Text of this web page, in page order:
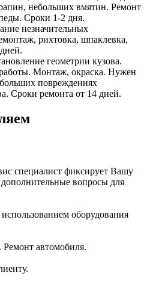
небольших вмятин. Ремонт
Сроки 1-2 дня.
незначительных
рихтовка, шпаклевка,
геометрии кузова.
Монтаж, окраска. Нужен
повреждениях
Сроки ремонта от 14 дней.
специалист фиксирует Вашу
дополнительные вопросы для
оборудования
Ремонт автомобиля.